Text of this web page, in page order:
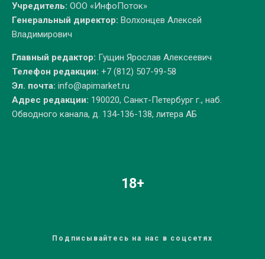
Учредитель: ООО «ИнфоПоток»
Генеральный директор: Волхонцев Алексей
Владимирович
Главный редактор: Гущин Ярослав Алексеевич
Телефон редакции: +7 (812) 507-99-58
Эл. почта: info@apimarket.ru
Адрес редакции: 190020, Санкт-Петербург г., наб.
Обводного канала, д. 134-136-138, литера АБ
18+
Подписывайтесь на нас в соцсетях